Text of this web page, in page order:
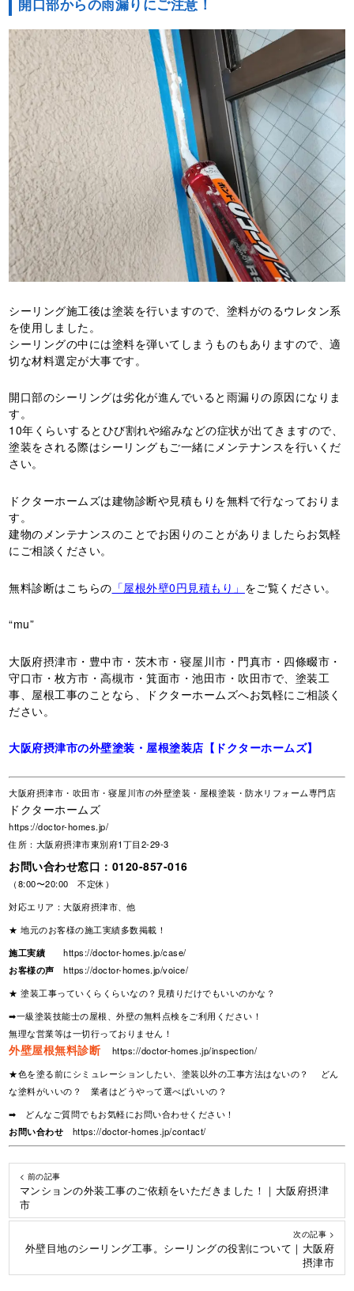
開口部からの雨漏りにご注意！
シーリング施工後は塗装を行いますので、塗料がのるウレタン系
を使用しました。
シーリングの中には塗料を弾いてしまうものもありますので、適
切な材料選定が大事です。
開口部のシーリングは劣化が進んでいると雨漏りの原因になりま
す。
10年くらいするとひび割れや縮みなどの症状が出てきますので、
塗装をされる際はシーリングもご一緒にメンテナンスを行いくだ
さい。
ドクターホームズは建物診断や見積もりを無料で行なっておりま
す。
建物のメンテナンスのことでお困りのことがありましたらお気軽
にご相談ください。
無料診断はこちらの 「屋根外壁0円見積もり」 をご覧ください。
“mu”
大阪府摂津市・豊中市・茨木市・寝屋川市・門真市・四條畷市・
守口市・枚方市・高槻市・箕面市・池田市・吹田市で、塗装工
事、屋根工事のことなら、ドクターホームズへお気軽にご相談く
ださい。
大阪府摂津市の外壁塗装・屋根塗装店【ドクターホームズ】
大阪府摂津市・吹田市・寝屋川市の外壁塗装・屋根塗装・防水リフォーム専門店
ドクターホームズ
https://doctor-homes.jp/
住所：大阪府摂津市東別府1丁目2-29-3
お問い合わせ窓口： 0120-857-016
（8:00〜20:00 不定休）
対応エリア：大阪府摂津市、他
★ 地元のお客様の施工実績多数掲載！
施工実績
https://doctor-homes.jp/case/
お客様の声
https://doctor-homes.jp/voice/
★ 塗装工事っていくらくらいなの？見積りだけでもいいのかな？
➡一級塗装技能士の屋根、外壁の無料点検をご利用ください！
無理な営業等は一切行っておりません！
外壁屋根無料診断
https://doctor-homes.jp/inspection/
★色を塗る前にシミュレーションしたい、塗装以外の工事方法はないの？ どん
な塗料がいいの？ 業者はどうやって選べばいいの？
➡ どんなご質問でもお気軽にお問い合わせください！
お問い合わせ
https://doctor-homes.jp/contact/
< 前の記事
マンションの外装工事のご依頼をいただきました！｜大阪府摂津
市
次の記事 >
外壁目地のシーリング工事。シーリングの役割について｜大阪府
摂津市